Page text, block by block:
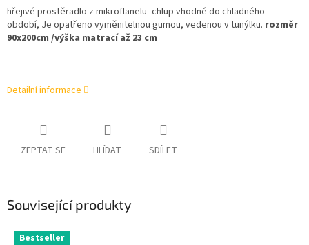
hřejivé prostěradlo z mikroflanelu -chlup vhodné do chladného
období, Je opatřeno vyměnitelnou gumou, vedenou v tunýlku. rozměr
90x200cm /výška matrací až 23 cm
Detailní informace
ZEPTAT SE HLÍDAT SDÍLET
Související produkty
Bestseller